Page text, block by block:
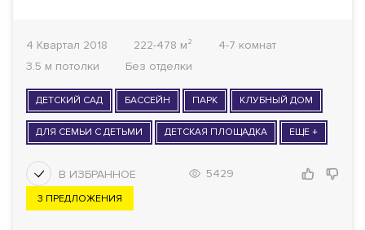
4 Квартал 2018 222-478 м²
4-7 комнат
3.5 м потолки
Без отделки
ДЕТСКИЙ САД БАССЕЙН ПАРК КЛУБНЫЙ ДОМ
ДЛЯ СЕМЬИ С ДЕТЬМИ ДЕТСКАЯ ПЛОЩАДКА ЕЩЕ +
5429
3 ПРЕДЛОЖЕНИЯ